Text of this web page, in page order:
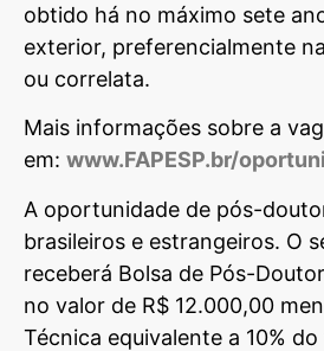
obtido há no máximo sete
exterior, preferencialmente
ou correlata.
Mais informações sobre a
em: www.FAPESP.br/
A oportunidade de pós-
brasileiros e estrangeiros. O
receberá Bolsa de Pós-
no valor de R$ 12.000,00
Técnica equivalente a 10%